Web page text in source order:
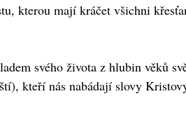
kterou mají kráčet všichni
svého života z hlubin věků
kteří nás nabádají slovy